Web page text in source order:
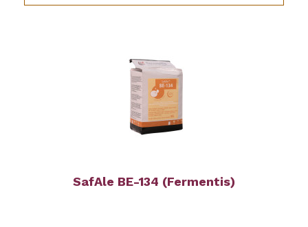
SafAle BE-134 (Fermentis)